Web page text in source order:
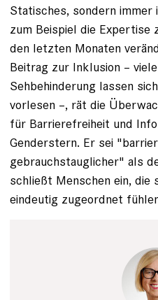
Statisches, sondern immer
zum Beispiel die Expertise
den letzten Monaten
Beitrag zur Inklusion –
Sehbehinderung lassen
vorlesen –, rät die
für Barrierefreiheit und
Genderstern. Er sei
gebrauchstauglicher" als
schließt Menschen ein, die
eindeutig zugeordnet